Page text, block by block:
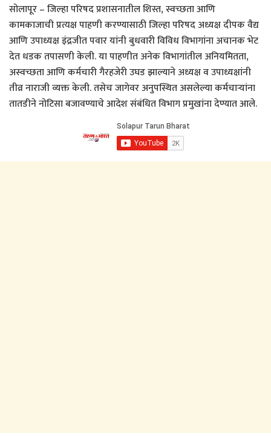
सोलापूर – जिल्हा परिषद प्रशासनातील शिस्त, स्वच्छता आणि
कामकाजाची प्रत्यक्ष पाहणी करण्यासाठी जिल्हा परिषद अध्यक्ष दीपक वैद्य
आणि उपाध्यक्ष इंद्रजीत पवार यांनी बुधवारी विविध विभागांना अचानक भेट
देत धडक तपासणी केली. या पाहणीत अनेक विभागांतील अनियमितता,
अस्वच्छता आणि कर्मचारी गैरहजेरी उघड झाल्याने अध्यक्ष व उपाध्यक्षांनी
तीव्र नाराजी व्यक्त केली. तसेच जागेवर अनुपस्थित असलेल्या कर्मचाऱ्यांना
तातडीने नोटिसा बजावण्याचे आदेश संबंधित विभाग प्रमुखांना देण्यात आले.